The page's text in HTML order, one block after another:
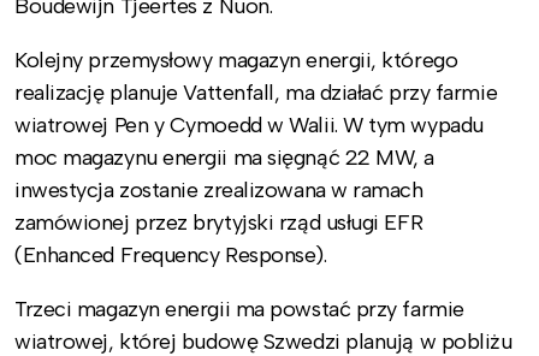
Boudewijn Tjeertes z Nuon.
Kolejny przemysłowy magazyn energii, którego
realizację planuje Vattenfall, ma działać przy farmie
wiatrowej Pen y Cymoedd w Walii. W tym wypadu
moc magazynu energii ma sięgnąć 22 MW, a
inwestycja zostanie zrealizowana w ramach
zamówionej przez brytyjski rząd usługi EFR
(Enhanced Frequency Response).
Trzeci magazyn energii ma powstać przy farmie
wiatrowej, której budowę Szwedzi planują w pobliżu